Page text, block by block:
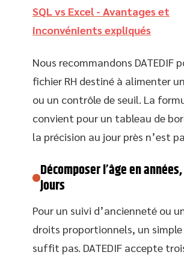
SQL vs Excel - Avantages et
inconvénients expliqués
Nous recommandons DATEDIF
fichier RH destiné à alimenter
ou un contrôle de seuil. La
convient pour un tableau de
la précision au jour près n’est
Décomposer l’âge en
jours
Pour un suivi d’ancienneté ou
droits proportionnels, un
suffit pas. DATEDIF accepte